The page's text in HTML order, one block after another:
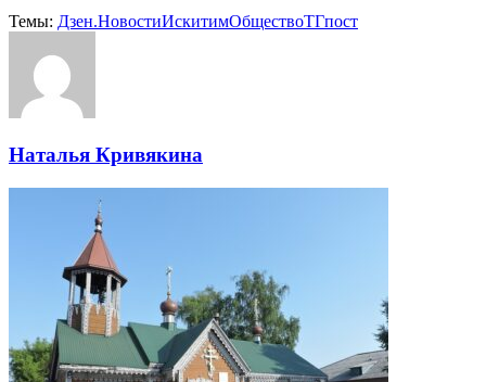
Темы: Дзен.НовостиИскитимОбществоТГпост
Наталья Кривякина